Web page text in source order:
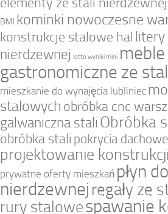
BMI kominki nowoczesne
konstrukcje stalowe hal litery
nierdzewnej lotto wyniki mini meble
gastronomiczne ze
mieszkanie do wynajęcia lubliniec
stalowych obróbka cnc
galwaniczna stali Obróbka
obróbka stali pokrycia
projektowanie
prywatne oferty mieszkań płyn
nierdzewnej regały ze
rury stalowespawanie